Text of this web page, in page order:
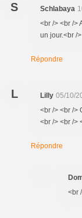
S Schlabaya
<br /> <br />
un jour.<br /
Répondre
L Lilly 05/10/
<br /> <br />
<br /> <br />
Répondre
<br